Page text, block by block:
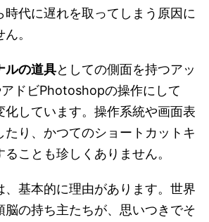
時代に遅れを取ってしまう原因に
。
ルの道具としての側面を持つアッ
ドビPhotoshopの操作にして
化しています。操作系統や画面表
たり、かつてのショートカットキ
ことも珍しくありません。
、基本的に理由があります。世界
脳の持ち主たちが、思いつきでそ